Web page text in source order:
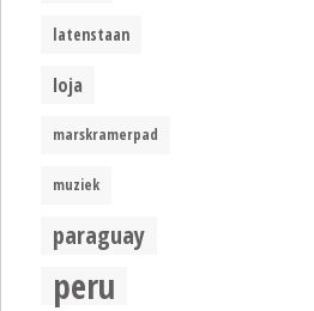
latenstaan
loja
marskramerpad
muziek
paraguay
peru